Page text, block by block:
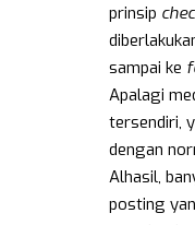
prinsip
sampai ke
Apalagi
tersendiri,
dengan
Alhasil,
posting